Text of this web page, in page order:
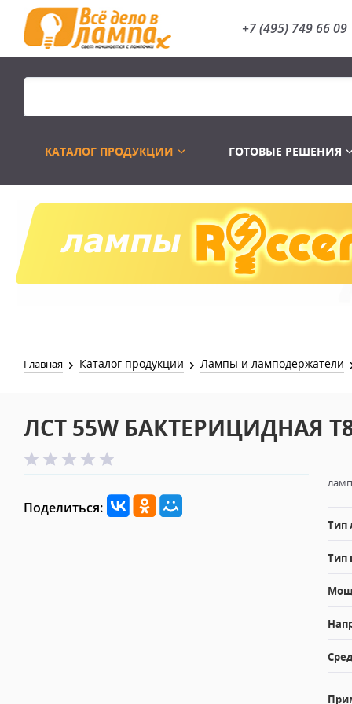
+7 (495) 749 66 09
КАТАЛОГ ПРОДУКЦИИ
Распродажа Лампы
ГОТОВЫЕ РЕШЕНИЯ
Главная Каталог продукции Лампы и ламподержатели
ЛСТ 55W БАКТЕРИЦИДНАЯ T8
Поделиться:
Тип
Тип